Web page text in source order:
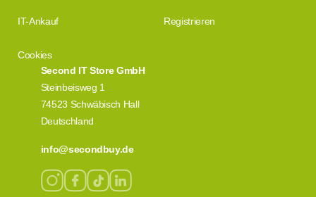
Second IT Store GmbH
Steinbeisweg 1
74523 Schwäbisch Hall
Deutschland
info@secondbuy.de
IT-Ankauf Registrieren
Cookies